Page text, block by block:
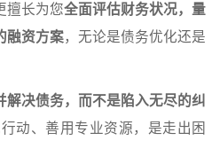
擅长为您全面评估财务状况，量
融资方案，无论是债务优化还是
决债务，而不是陷入无尽的纠
动、善用专业资源，是走出困